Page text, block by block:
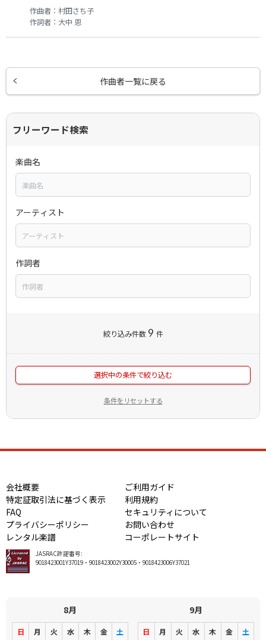
作曲者： 村田さち子
作詞者： 大中 恩
作曲者一覧に戻る
フリーワード検索
楽曲名
アーティスト
作詞者
絞り込み件数 9 件
選択中の条件で絞り込む
条件をリセットする
会社概要
ご利用ガイド
特定証取引法に基づく表示
利用規約
FAQ
セキュリティについて
プライバシーポリシー
お問い合わせ
レンタル楽譜
コーポレートサイト
JASRAC許諾番号:
9018423001Y37019・9018423002Y30005・9018423006Y37021
8月
日 月 火 水 木 金 土
9月
日 月 火 水 木 金 土